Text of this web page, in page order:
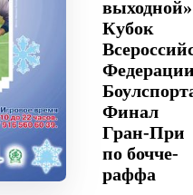
выходной»
Кубок
Финал
Гран-При
по бочче-
раффа